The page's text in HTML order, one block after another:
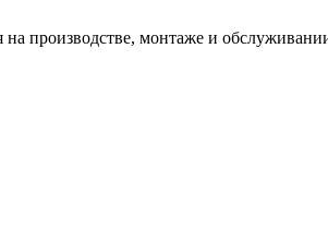
производстве, монтаже и